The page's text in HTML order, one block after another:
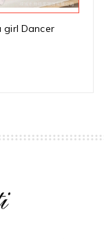
girl Dancer